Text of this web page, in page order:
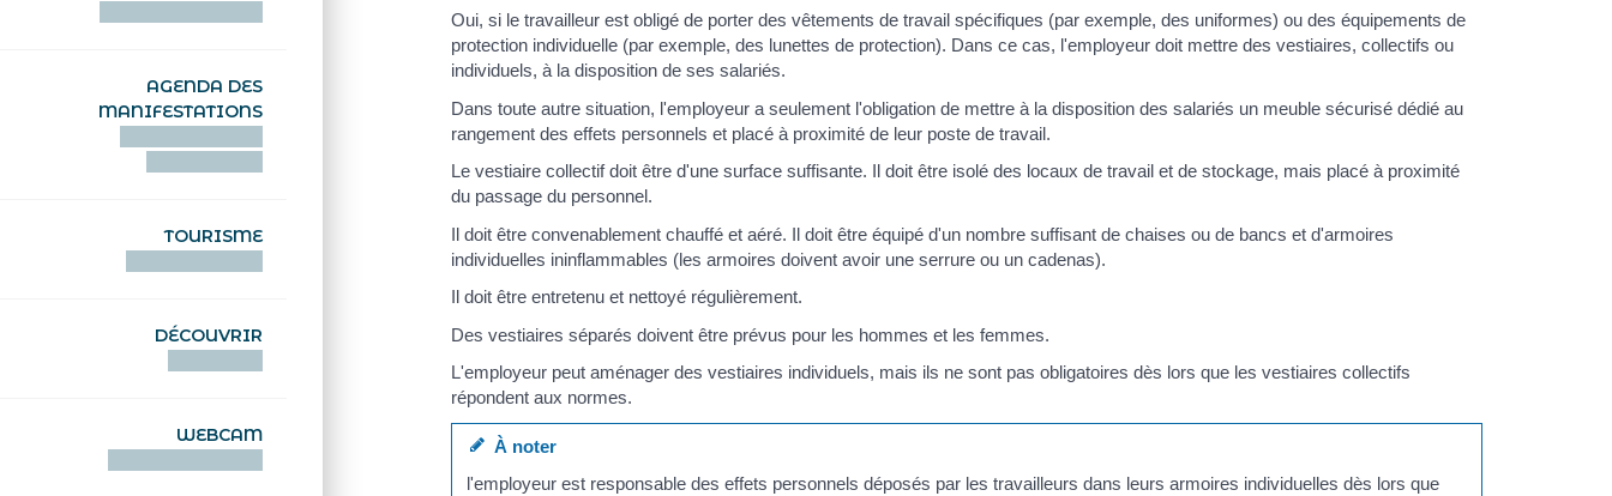
AGENDA DES
MANIFESTATIONS
TOURISME
DÉCOUVRIR
WEBCAM
Oui, si le travailleur est obligé de porter des vêtements de travail spécifiques (par exemple, des uniformes) ou des équipements de
protection individuelle (par exemple, des lunettes de protection). Dans ce cas, l'employeur doit mettre des vestiaires, collectifs ou
individuels, à la disposition de ses salariés.
Dans toute autre situation, l'employeur a seulement l'obligation de mettre à la disposition des salariés un meuble sécurisé dédié au
rangement des effets personnels et placé à proximité de leur poste de travail.
Le vestiaire collectif doit être d'une surface suffisante. Il doit être isolé des locaux de travail et de stockage, mais placé à proximité
du passage du personnel.
Il doit être convenablement chauffé et aéré. Il doit être équipé d'un nombre suffisant de chaises ou de bancs et d'armoires
individuelles ininflammables (les armoires doivent avoir une serrure ou un cadenas).
Il doit être entretenu et nettoyé régulièrement.
Des vestiaires séparés doivent être prévus pour les hommes et les femmes.
L'employeur peut aménager des vestiaires individuels, mais ils ne sont pas obligatoires dès lors que les vestiaires collectifs
répondent aux normes.
À noter
l'employeur est responsable des effets personnels déposés par les travailleurs dans leurs armoires individuelles dès lors que